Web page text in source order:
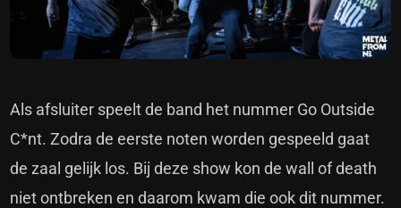
Als afsluiter speelt de band het nummer Go Outside
C*nt. Zodra de eerste noten worden gespeeld gaat
de zaal gelijk los. Bij deze show kon de wall of death
niet ontbreken en daarom kwam die ook dit nummer.